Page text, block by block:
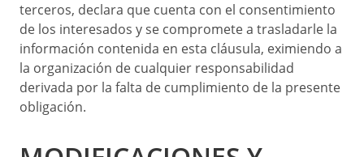
terceros, declara que cuenta con el consentimiento
de los interesados y se compromete a trasladarle la
información contenida en esta cláusula, eximiendo a
la organización de cualquier responsabilidad
derivada por la falta de cumplimiento de la presente
obligación.